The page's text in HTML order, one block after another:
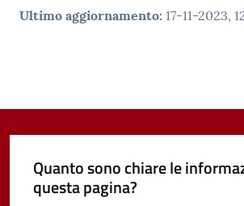
Ultimo aggiornamento: 17-11-2023,
Quanto sono chiare le
questa pagina?